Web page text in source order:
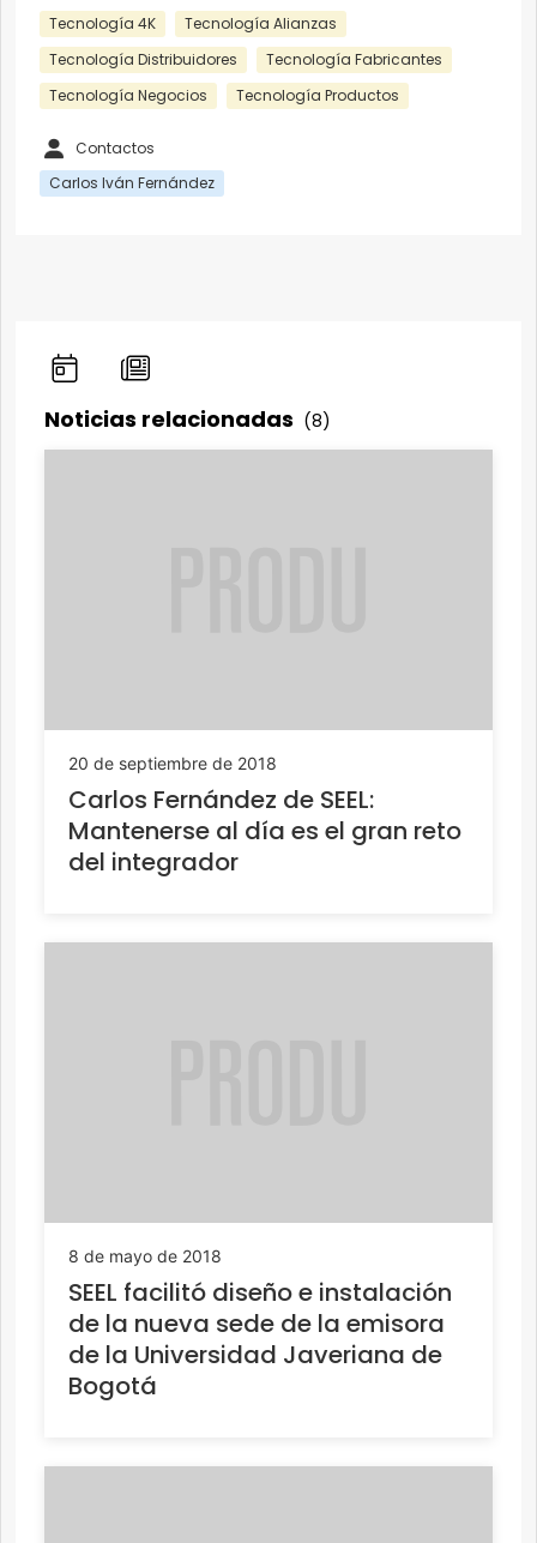
Tecnología 4K
Tecnología Alianzas
Tecnología Distribuidores
Tecnología Fabricantes
Tecnología Negocios
Tecnología Productos
Contactos
Carlos Iván Fernández
Noticias relacionadas (8)
20 de septiembre de 2018
Carlos Fernández de SEEL:
Mantenerse al día es el gran reto
del integrador
8 de mayo de 2018
SEEL facilitó diseño e instalación
de la nueva sede de la emisora
de la Universidad Javeriana de
Bogotá